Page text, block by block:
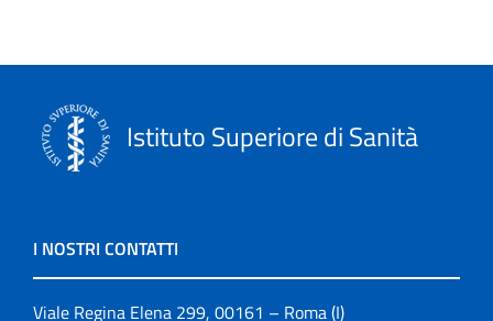
Istituto Superiore di Sanità
I NOSTRI CONTATTI
Viale Regina Elena 299, 00161 – Roma (I)